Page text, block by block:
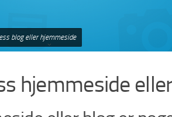
blog eller hjemmeside
hjemmeside